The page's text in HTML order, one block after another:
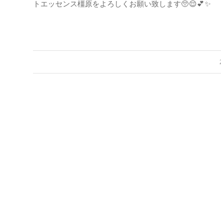
トエッセンス橿原をよろしくお願い致します